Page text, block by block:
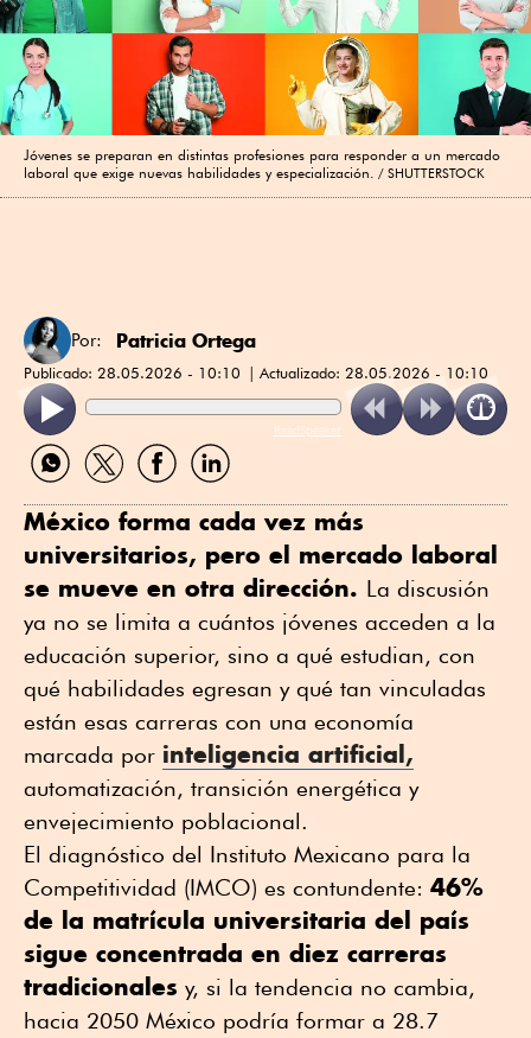
Jóvenes se preparan en distintas profesiones para responder a un mercado
laboral que exige nuevas habilidades y especialización.
SHUTTERSTOCK
Por: Patricia Ortega
Publicado: 28.05.2026 - 10:10 Actualizado: 28.05.2026 - 10:10
ReadSpeaker
Compartir
por
Compartir
por
Compartir
por
Compartir
por
México forma cada vez más
universitarios, pero el mercado laboral
se mueve en otra dirección. La discusión
ya no se limita a cuántos jóvenes acceden a la
educación superior, sino a qué estudian, con
qué habilidades egresan y qué tan vinculadas
están esas carreras con una economía
marcada por inteligencia artificial,
automatización, transición energética y
envejecimiento poblacional.
El diagnóstico del Instituto Mexicano para la
Competitividad (IMCO) es contundente: 46%
de la matrícula universitaria del país
sigue concentrada en diez carreras
tradicionales y, si la tendencia no cambia,
hacia 2050 México podría formar a 28.7